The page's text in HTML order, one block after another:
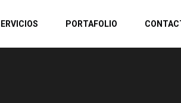
PORTAFOLIO